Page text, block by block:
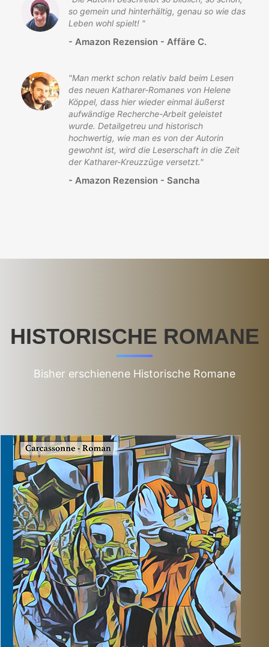
so gemein und hinterhältig, genau so wie das
Leben wohl spielt! "
- Amazon Rezension - Affäre C.
"Man merkt schon relativ bald beim Lesen
des neuen Katharer-Romanes von Helene
Köppel, dass hier wieder einmal äußerst
aufwändige Recherche-Arbeit geleistet
wurde. Detailgetreu und historisch
hochwertig, wie man es von der Autorin
gewohnt ist, wird die Leserschaft in die Zeit
der Katharer-Kreuzzüge versetzt."
- Amazon Rezension - Sancha
HISTORISCHE ROMANE
Bisher erschienene Historische Romane